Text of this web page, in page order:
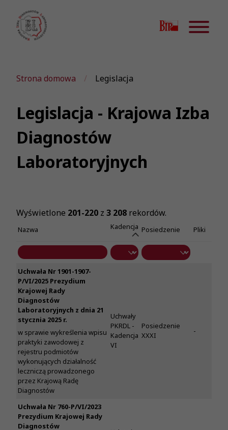
Strona domowa Legislacja
Legislacja - Krajowa Izba
Diagnostów
Laboratoryjnych
Wyświetlone 201-220 z 3 208 rekordów.
Nazwa Kadencja Posiedzenie Pliki
Uchwała Nr 1901-1907-
P/VI/2025 Prezydium
Krajowej Rady
Diagnostów
Laboratoryjnych z dnia 21
stycznia 2025 r.
w sprawie wykreślenia wpisu
praktyki zawodowej z
rejestru podmiotów
wykonujących działalność
leczniczą prowadzonego
przez Krajową Radę
Diagnostów
Uchwały
PKRDL -
Kadencja
VI
Posiedzenie
XXXI
-
Uchwała Nr 760-P/VI/2023
Prezydium Krajowej Rady
Diagnostów